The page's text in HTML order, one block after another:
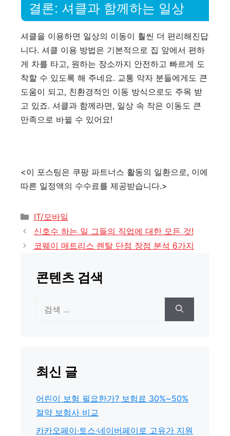
결론: 셔클과 함께하는 일상
셔클을 이용하면 일상의 이동이 훨씬 더 편리해진답
니다. 셔클 이용 방법은 기본적으로 집 앞에서 편하
게 차를 타고, 원하는 장소까지 안전하고 빠르게 도
착할 수 있도록 해 주네요. 교통 약자 분들에게도 큰
도움이 되고, 친환경적인 이동 방식으로도 주목 받
고 있죠. 셔클과 함께라면, 일상 속 작은 이동도 큰
만족으로 바뀔 수 있어요!
<이 포스팅은 쿠팡 파트너스 활동의 일환으로, 이에
따른 일정액의 수수료를 제공받습니다.>
카
테
리
IT/모바일
신호수 하는 일 그들의 직업에 대한 모든 것!
코웨이 매트리스 렌탈 단점 장점 분석 6가지
콘텐츠 검색
최신 글
어린이 보험 필요한가? 보험료 30%~50%
절약 보험사 비교
카카오페이·토스·네이버페이로 고유가 지원